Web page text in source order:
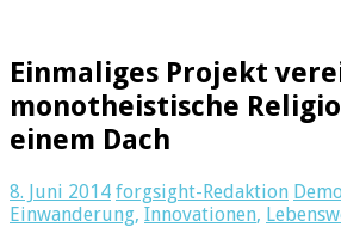
Einmaliges Projekt
monotheistische
einem Dach
8. Juni 2014 forgsight-Redaktion
Einwanderung, Innovationen,